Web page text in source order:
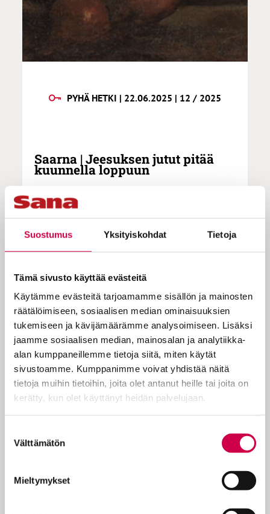
Suostumus Yksityiskohdat Tietoja
Tämä sivusto käyttää evästeitä
Käytämme evästeitä tarjoamamme sisällön ja mainosten
räätälöimiseen, sosiaalisen median ominaisuuksien
tukemiseen ja kävijämäärämme analysoimiseen. Lisäksi
jaamme sosiaalisen median, mainosalan ja analytiikka-
alan kumppaneillemme tietoja siitä, miten käytät
sivustoamme. Kumppanimme voivat yhdistää näitä
tietoja muihin tietoihin, joita olet antanut heille tai joita on
kerätty, kun olet käyttänyt heidän palvelujaan.
valinta
Välttämätön
Mieltymykset
PYHÄ HETKI | 22.06.2025 | 12 / 2025
Saarna | Jeesuksen jutut pitää
kuunnella loppuun
Professori Lauri Thurén kertoo, että
Jeesuksen vertaus rikkaasta
aikanaan tunnettu kansansatu. Jeesus
käytti sitä opetuksessaan. Mutta
mikä on tuon vertauksen opetus?
Toisen helluntain jälkeisen sunnuntain
teema on Katoavat ja katoamattomat
aarteet. Evankeliumi opettaa, että
Jumalan rakkaus johtaa tekoihin, jotka
toteuttavat Hänen tahtoaan. Kristitty pitää
Kirkkoisät opettivat, että Jeesuksessa…